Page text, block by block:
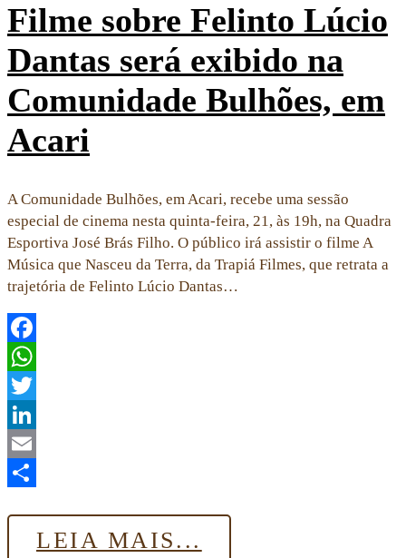
Filme sobre Felinto Lúcio
Dantas será exibido na
Comunidade Bulhões, em
Acari
A Comunidade Bulhões, em Acari, recebe uma sessão
especial de cinema nesta quinta-feira, 21, às 19h, na Quadra
Esportiva José Brás Filho. O público irá assistir o filme A
Música que Nasceu da Terra, da Trapiá Filmes, que retrata a
trajetória de Felinto Lúcio Dantas…
Facebook
WhatsApp
Twitter
LinkedIn
Email
LEIA MAIS...